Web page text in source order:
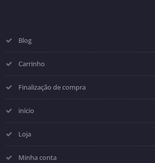
Blog
Carrinho
Finalização de compra
início
Loja
Minha conta